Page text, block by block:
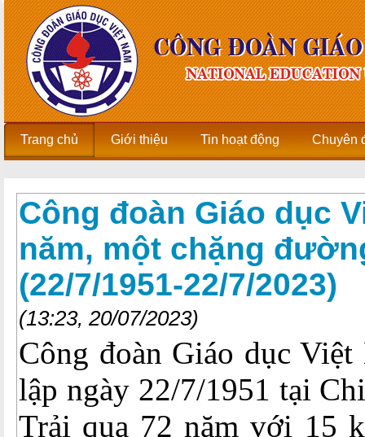
Trang chủ Giới thiệu Tin hoạt động Chuyên
Công đoàn Giáo dục
năm, một chặng
(22/7/1951-22/7/2023)
(13:23, 20/07/2023)
Công đoàn Giáo dục
lập ngày 22/7/1951 tại
Trải qua 72 năm với 15